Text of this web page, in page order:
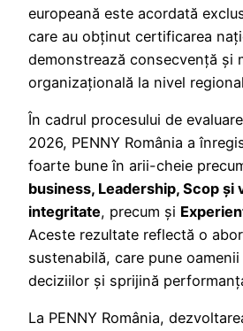
europeană este acordată
care au obținut certificarea
demonstrează consecvență și
organizațională la nivel
În cadrul procesului de
2026, PENNY România a
foarte bune în arii-cheie
business, Leadership, Scop și
integritate, precum și
Aceste rezultate reflectă o
sustenabilă, care pune
deciziilor și sprijină
La PENNY România,